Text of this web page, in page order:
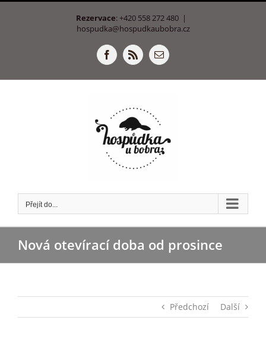
Rezervace: +420 558 272 480 |
hospudka@hospudkaubobra.cz
Facebook
Rss
E-
mail
Přejít do...
Nová otevírací doba od prosince
Předchozí Další